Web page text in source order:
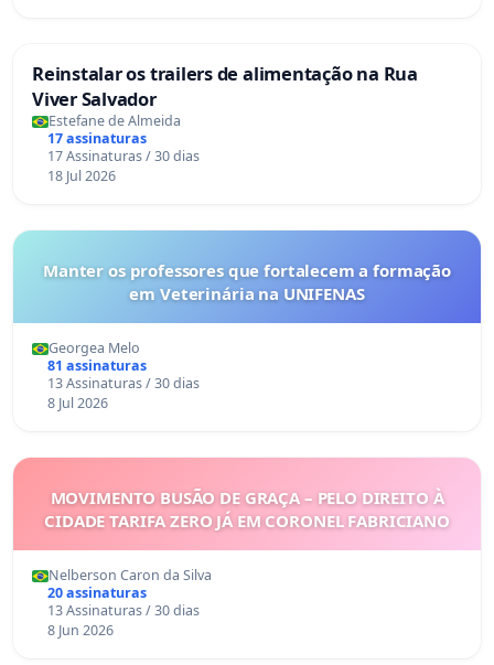
Reinstalar os trailers de alimentação na Rua
Viver Salvador
Estefane de Almeida
17 assinaturas
17 Assinaturas / 30 dias
18 Jul 2026
Manter os professores que fortalecem a formação
em Veterinária na UNIFENAS
Georgea Melo
81 assinaturas
13 Assinaturas / 30 dias
8 Jul 2026
MOVIMENTO BUSÃO DE GRAÇA – PELO DIREITO À
CIDADE TARIFA ZERO JÁ EM CORONEL FABRICIANO
Nelberson Caron da Silva
20 assinaturas
13 Assinaturas / 30 dias
8 Jun 2026